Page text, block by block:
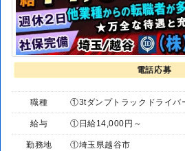
電話応募
職種 ①3tダンプトラックドライバ
給与 ①日給14,000円～
勤務地 ①埼玉県越谷市